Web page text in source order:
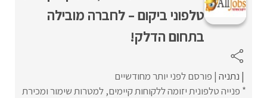
טלפוני ביקום – לחברה מובילה
בתחום הדלק!
נתניה פורסם לפני יותר מחודשיים
* פנייה טלפונית יזומה ללקוחות קיימים, למטרות שימור ומכירת